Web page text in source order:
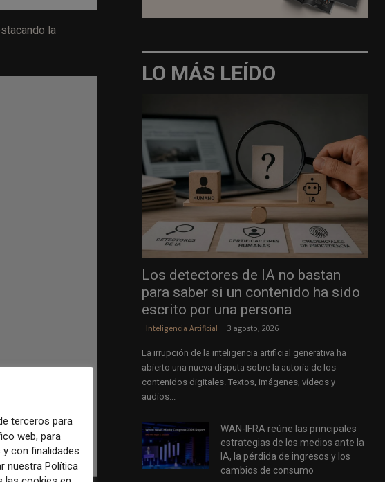
la
LO MÁS LEÍDO
Los detectores de IA no bastan
para saber si un contenido ha sido
escrito por una persona
Inteligencia Artificial 3 agosto, 2026
La irrupción de la inteligencia artificial generativa ha
abierto una nueva disputa sobre la autoría de los
contenidos digitales. Textos, imágenes, vídeos y
audios...
WAN-IFRA reúne las principales
estrategias de los medios ante la
IA, la pérdida de ingresos y los
cambios de consumo
terceros para
web, para
con finalidades
nuestra Política